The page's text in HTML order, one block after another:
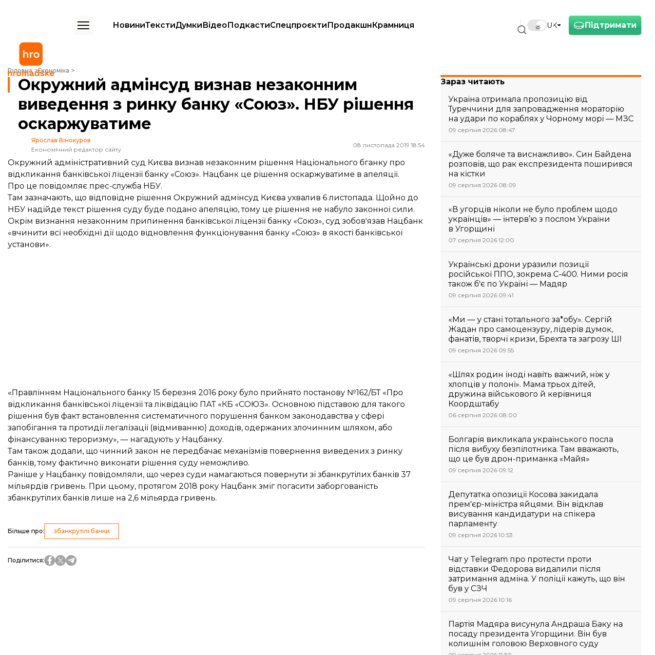
Підтримати
UK
НовиниТекстиДумкиВідеоПодкастиСпецпроєктиПродакшнКрамниця
Головна Економіка
Окружний адмінсуд визнав незаконним виведення з ринку банку «Союз». НБУ рішення оскаржуватиме
Окружний адмінсуд визнав незаконним
виведення з ринку банку «Союз». НБУ рішення
оскаржуватиме
Ярослав Вінокуров
Економічний редактор сайту
08 листопада 2019 18:54
Окружний адміністративний суд Києва визнав незаконним рішення Національного бганку про
відкликання банківської ліцензії банку «Союз». Нацбанк це рішення оскаржуватиме в апеляції.
Про це повідомляє прес-служба НБУ.
Там зазначають, що відповідне рішення Окружний адмінсуд Києва ухвалив 6 листопада. Щойно до
НБУ надійде текст рішення суду буде подано апеляцію, тому це рішення не набуло законної сили.
Окрім визнання незаконним припинення банківської ліцензії банку «Союз», суд зобов'язав Нацбанк
«вчинити всі необхідні дії щодо відновлення функціонування банку «Союз» в якості банківської
установи».
«Правлінням Національного банку 15 березня 2016 року було прийнято постанову №162/БТ «Про
відкликання банківської ліцензії та ліквідацію ПАТ «КБ «СОЮЗ». Основною підставою для такого
рішення був факт встановлення систематичного порушення банком законодавства у сфері
запобігання та протидії легалізації (відмиванню) доходів, одержаних злочинним шляхом, або
фінансуванню тероризму», — нагадують у Нацбанку.
Там також додали, що чинний закон не передбачає механізмів повернення виведених з ринку
банків, тому фактично виконати рішення суду неможливо.
Раніше у Нацбанку повідомляли, що через суди намагаються повернути зі збанкрутілих банків 37
мільярдів гривень. При цьому, протягом 2018 року Нацбанк зміг погасити заборгованість
збанкрутілих банків лише на 2,6 мільярда гривень.
Більше про: збанкрутілі банки
Поділитися:
Зараз читають
Україна отримала пропозицію від
Туреччини для запровадження мораторію
на удари по кораблях у Чорному морі — МЗС
09 серпня 2026 08:47
«Дуже боляче та виснажливо». Син Байдена
розповів, що рак експрезидента поширився
на кістки
09 серпня 2026 08:09
«В угорців ніколи не було проблем щодо
українців» — інтерв’ю з послом України
в Угорщині
07 серпня 2026 12:00
Українські дрони уразили позиції
російської ППО, зокрема С-400. Ними росія
також б'є по Україні — Мадяр
09 серпня 2026 09:41
«Ми — у стані тотального за*обу». Сергій
Жадан про самоцензуру, лідерів думок,
фанатів, творчі кризи, Брехта та загрозу ШІ
09 серпня 2026 09:55
«Шлях родин іноді навіть важчий, ніж у
хлопців у полоні». Мама трьох дітей,
дружина військового й керівниця
Коордштабу
06 серпня 2026 08:00
Болгарія викликала українського посла
після вибуху безпілотника. Там вважають,
що це був дрон-приманка «Майя»
09 серпня 2026 09:12
Депутатка опозиції Косова закидала
прем'єр-міністра яйцями. Він відклав
висування кандидатури на спікера
парламенту
09 серпня 2026 10:53
Чат у Telegram про протести проти
відставки Федорова видалили після
затримання адміна. У поліції кажуть, що він
був у СЗЧ
09 серпня 2026 10:16
Партія Мадяра висунула Андраша Баку на
посаду президента Угорщини. Він був
колишнім головою Верховного суду